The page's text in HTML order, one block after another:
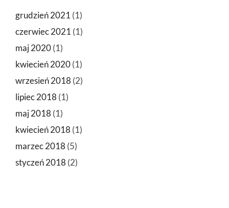
grudzień 2021 (1)
czerwiec 2021 (1)
maj 2020(1)
kwiecień 2020(1)
wrzesień 2018 (2)
lipiec 2018 (1)
maj 2018 (1)
kwiecień 2018 (1)
marzec 2018 (5)
styczeń 2018 (2)